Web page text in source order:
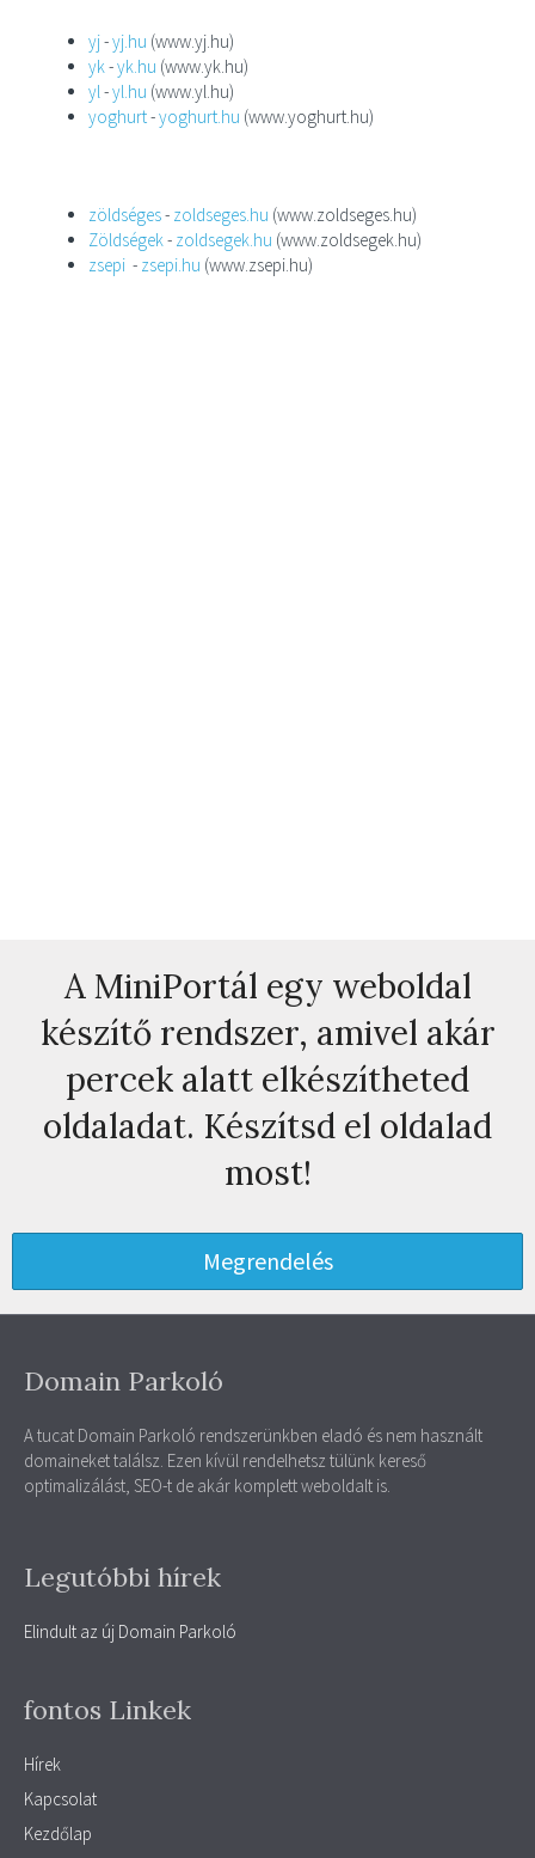
yj-yj.hu (www.yj.hu)
yk-yk.hu (www.yk.hu)
yl-yl.hu (www.yl.hu)
yoghurt-yoghurt.hu (www.yoghurt.hu)
zöldséges- zoldseges.hu (www.zoldseges.hu)
Zöldségek- zoldsegek.hu (www.zoldsegek.hu)
zsepi - zsepi.hu (www.zsepi.hu)
A MiniPortál egy weboldal
készítő rendszer, amivel akár
percek alatt elkészítheted
oldaladat. Készítsd el oldalad
most!
Megrendelés
Domain Parkoló
A tucat Domain Parkoló rendszerünkben eladó és nem használt
domaineket találsz. Ezen kívül rendelhetsz tülünk kereső
optimalizálást, SEO-t de akár komplett weboldalt is.
Legutóbbi hírek
Elindult az új Domain Parkoló
fontos Linkek
Hírek
Kapcsolat
Kezdőlap